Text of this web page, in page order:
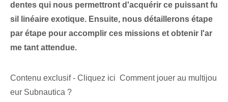
dentes qui nous permettront d'acquérir ce puissant fu
sil linéaire exotique. Ensuite, nous détaillerons étape
par étape pour accomplir ces missions et obtenir l'ar
me tant attendue.
Contenu exclusif - Cliquez ici Comment jouer au multijou
eur Subnautica ?